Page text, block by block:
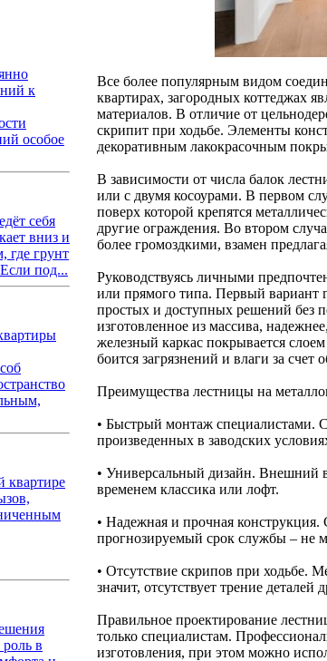
к
особое
себя
вниз и
где грунт
под...
квартире
в
Все более популярным видом
квартирах, загородных коттеджах
материалов. В отличие от
скрипит при ходьбе. Элементы
декоративным лакокрасочным
В зависимости от числа балок
или с двумя косоурами. В первом
поверх которой крепятся
другие ограждения. Во втором
более громоздкими, взамен
Руководствуясь личными
или прямого типа. Первый вариант
простых и доступных решений без
изготовленное из массива,
железный каркас покрывается
боится загрязнений и влаги за счет
Преимущества лестницы на
• Быстрый монтаж специалистами.
произведенных в заводских
• Универсальный дизайн. Внешний
временем классика или лофт.
• Надежная и прочная
прогнозируемый срок службы – не
• Отсутствие скрипов при ходьбе.
значит, отсутствует трение деталей
Правильное проектирование
только специалистам.
изготовления, при этом можно